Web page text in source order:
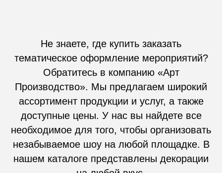
Не знаете, где купить заказать
тематическое оформление мероприятий?
Обратитесь в компанию «Арт
Производство». Мы предлагаем широкий
ассортимент продукции и услуг, а также
доступные цены. У нас вы найдете все
необходимое для того, чтобы организовать
незабываемое шоу на любой площадке. В
нашем каталоге представлены декорации